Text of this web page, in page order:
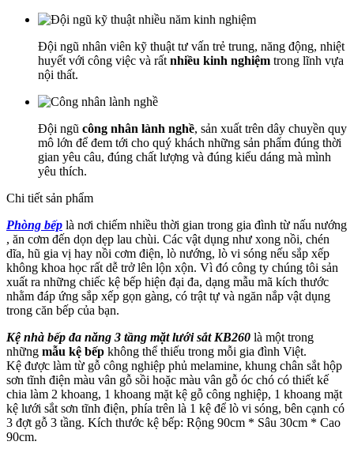
Đội ngũ nhân viên kỹ thuật tư vấn trẻ trung, năng động, nhiệt
huyết với công việc và rất nhiều kinh nghiệm trong lĩnh vựa
nội thất.
Đội ngũ công nhân lành nghề, sản xuất trên dây chuyền quy
mô lớn để đem tới cho quý khách những sản phẩm đúng thời
gian yêu câu, đúng chất lượng và đúng kiểu dáng mà mình
yêu thích.
Chi tiết sản phẩm
Phòng bếp là nơi chiếm nhiều thời gian trong gia đình từ nấu nướng
, ăn cơm đến dọn dẹp lau chùi. Các vật dụng như xong nồi, chén
dĩa, hũ gia vị hay nồi cơm điện, lò nướng, lò vi sóng nếu sắp xếp
không khoa học rất dễ trở lên lộn xộn. Vì đó công ty chúng tôi sản
xuất ra những chiếc kệ bếp hiện đại đa, dạng mẫu mã kích thước
nhằm đáp ứng sắp xếp gọn gàng, có trật tự và ngăn nắp vật dụng
trong căn bếp của bạn.
Kệ nhà bếp đa năng 3 tầng mặt lưới sắt KB260 là một trong
những mẫu kệ bếp không thể thiếu trong mỗi gia đình Việt.
Kệ được làm từ gỗ công nghiệp phủ melamine, khung chân sắt hộp
sơn tĩnh điện màu vân gỗ sồi hoặc màu vân gỗ óc chó có thiết kế
chia làm 2 khoang, 1 khoang mặt kệ gỗ công nghiệp, 1 khoang mặt
kệ lưới sắt sơn tĩnh điện, phía trên là 1 kệ để lò vi sóng, bên cạnh có
3 đợt gỗ 3 tầng. Kích thước kệ bếp: Rộng 90cm * Sâu 30cm * Cao
90cm.